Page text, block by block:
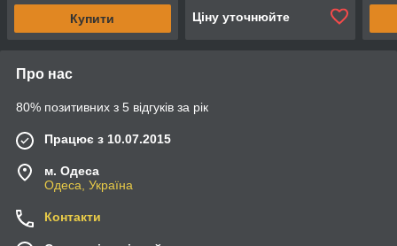
Купити Ціну уточнюйте
Про нас
80% позитивних з 5 відгуків за рік
Працює з 10.07.2015
м. Одеса
Одеса, Україна
Контакти